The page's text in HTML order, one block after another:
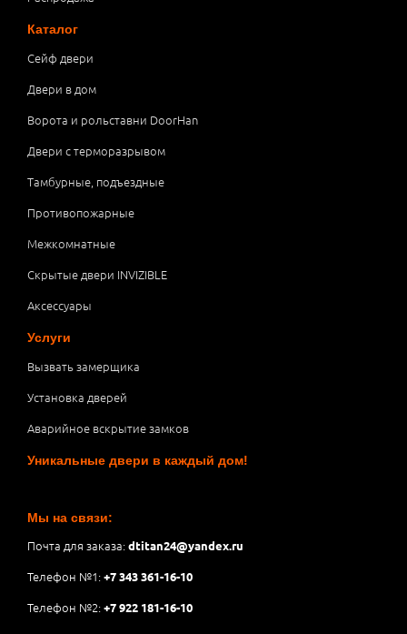
Каталог
Сейф двери
Двери в дом
Ворота и рольставни DoorHan
Двери с терморазрывом
Тамбурные, подъездные
Противопожарные
Межкомнатные
Скрытые двери INVIZIBLE
Аксессуары
Услуги
Вызвать замерщика
Установка дверей
Аварийное вскрытие замков
Уникальные двери в каждый дом!
Мы на связи:
Почта для заказа:dtitan24@yandex.ru
Телефон №1:+7 343 361-16-10
Телефон №2:+7 922 181-16-10